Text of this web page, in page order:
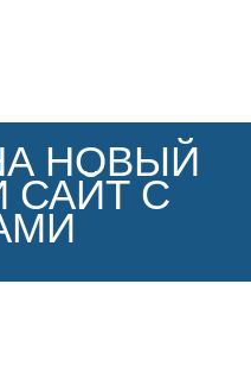
НОВЫЙ
САЙТ С